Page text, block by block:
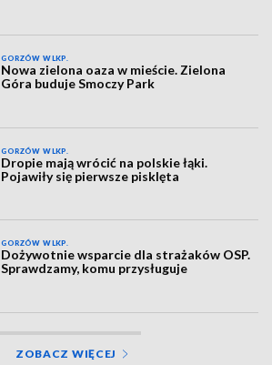
GORZÓW WLKP.
Nowa zielona oaza w mieście. Zielona
Góra buduje Smoczy Park
GORZÓW WLKP.
Dropie mają wrócić na polskie łąki.
Pojawiły się pierwsze pisklęta
GORZÓW WLKP.
Dożywotnie wsparcie dla strażaków OSP.
Sprawdzamy, komu przysługuje
ZOBACZ WIĘCEJ